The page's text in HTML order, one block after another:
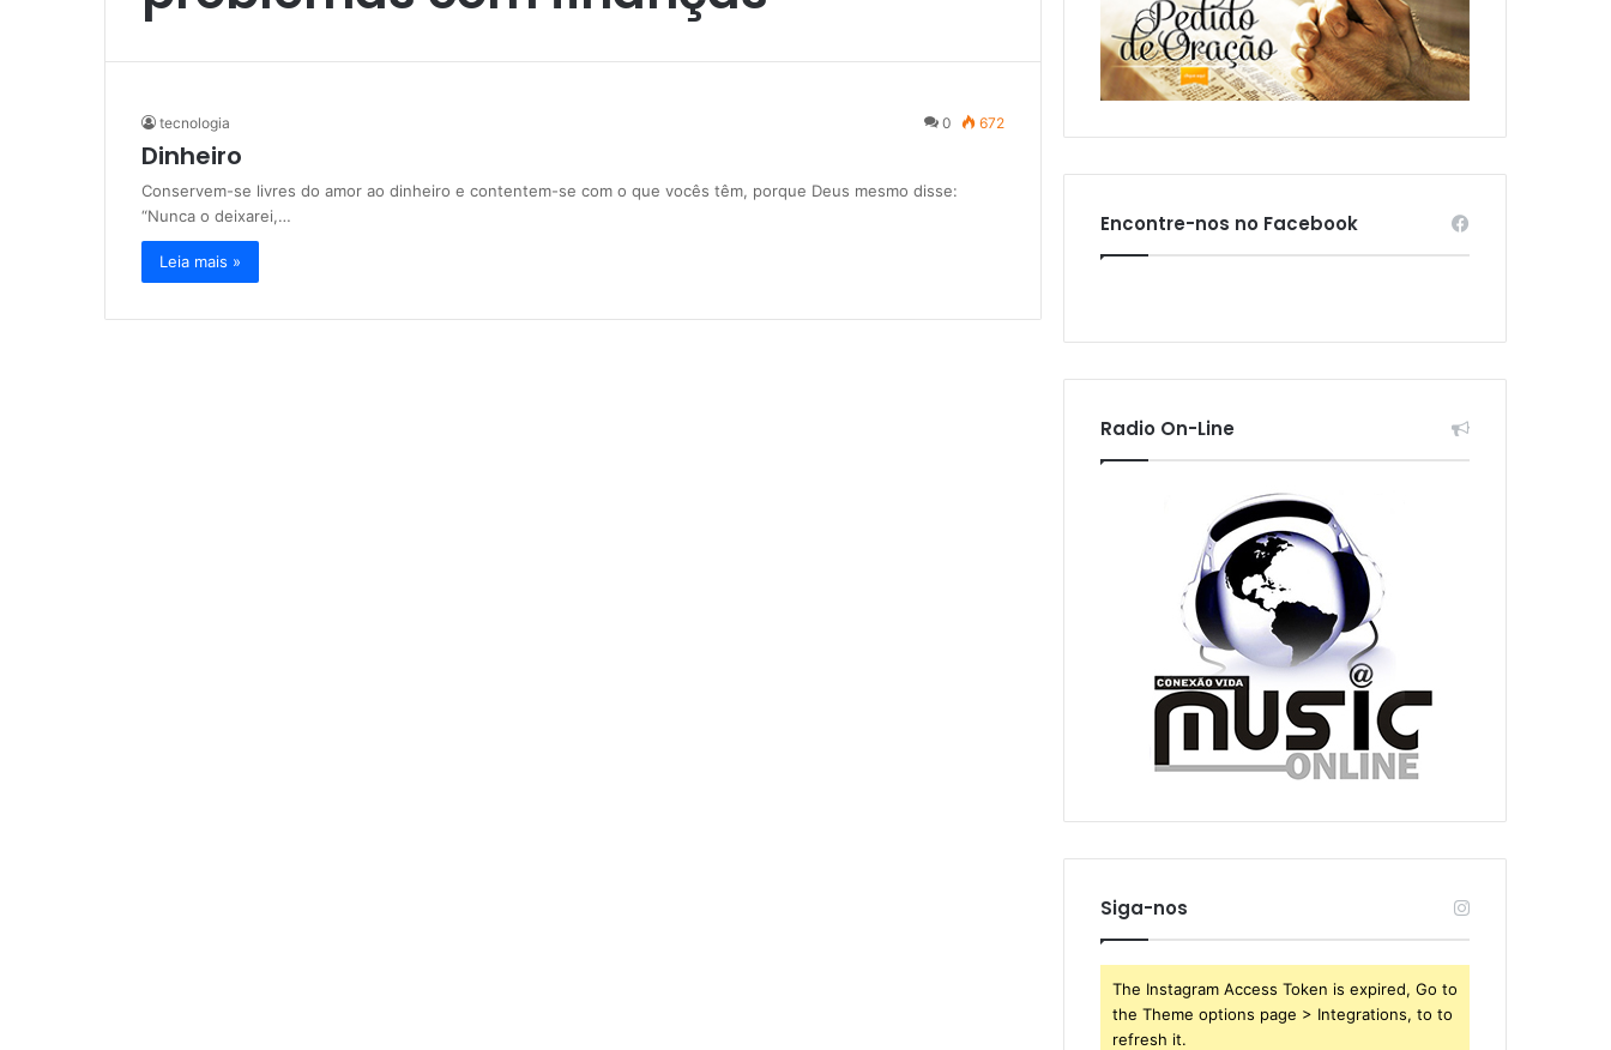
tecnologia 0 672
Dinheiro
Conservem-se livres do amor ao dinheiro e contentem-se com o que vocês têm, porque Deus mesmo disse:
“Nunca o deixarei,…
Leia mais »
Encontre-nos no Facebook
Radio On-Line
Siga-nos
The Instagram Access Token is expired, Go to
the Theme options page > Integrations, to to
refresh it.